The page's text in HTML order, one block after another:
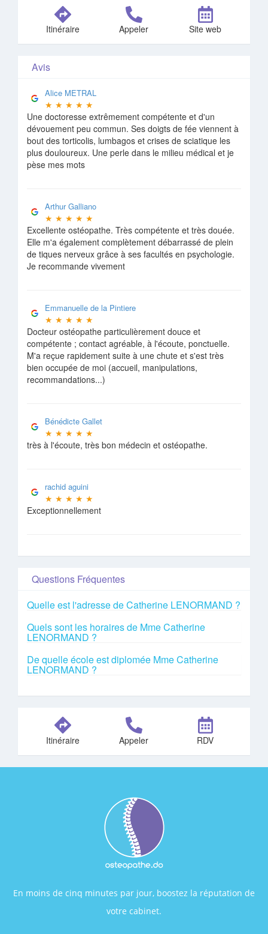
Itinéraire Appeler Site web
Avis
Alice METRAL
★ ★ ★ ★ ★
Une doctoresse extrêmement compétente et d'un
dévouement peu commun. Ses doigts de fée viennent à
bout des torticolis, lumbagos et crises de sciatique les
plus douloureux. Une perle dans le milieu médical et je
pèse mes mots
Arthur Galliano
★ ★ ★ ★ ★
Excellente ostéopathe. Très compétente et très douée.
Elle m'a également complètement débarrassé de plein
de tiques nerveux grâce à ses facultés en psychologie.
Je recommande vivement
Emmanuelle de la Pintiere
★ ★ ★ ★ ★
Docteur ostéopathe particulièrement douce et
compétente ; contact agréable, à l'écoute, ponctuelle.
M'a reçue rapidement suite à une chute et s'est très
bien occupée de moi (accueil, manipulations,
recommandations...)
Bénédicte Gallet
★ ★ ★ ★ ★
très à l'écoute, très bon médecin et ostéopathe.
rachid aguini
★ ★ ★ ★ ★
Exceptionnellement
Questions Fréquentes
Quelle est l'adresse de Catherine LENORMAND ?
Quels sont les horaires de Mme Catherine
LENORMAND ?
De quelle école est diplomée Mme Catherine
LENORMAND ?
Itinéraire Appeler RDV
En moins de cinq minutes par jour, boostez la réputation de
votre cabinet.